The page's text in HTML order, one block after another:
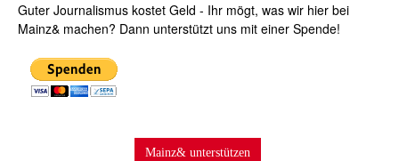
Guter Journalismus kostet Geld - Ihr mögt, was wir hier bei
Mainz& machen? Dann unterstützt uns mit einer Spende!
Mainz& unterstützen